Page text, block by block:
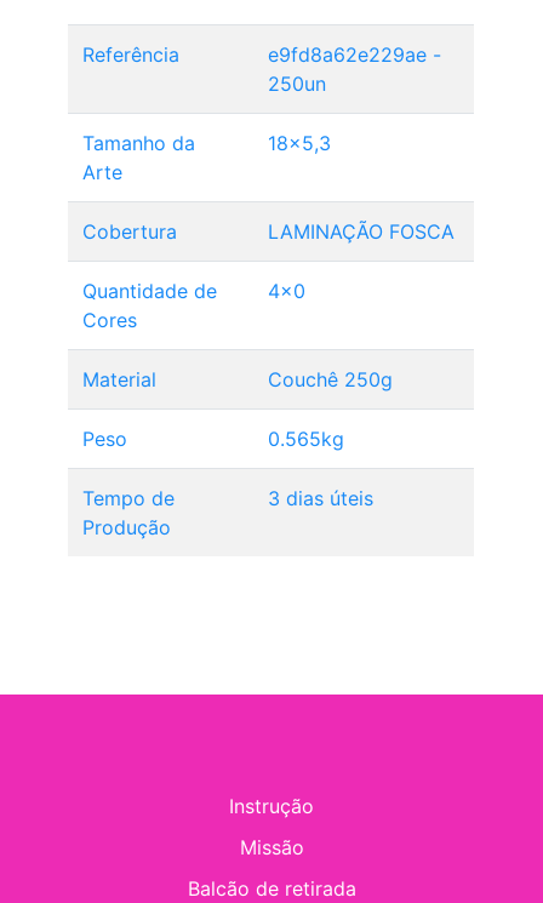
Referência
e9fd8a62e229ae -
250un
Tamanho da
Arte
18x5,3
Cobertura LAMINAÇÃO FOSCA
Quantidade de
Cores
4x0
Material Couchê 250g
Peso 0.565kg
Tempo de
Produção
3 dias úteis
Instrução
Missão
Balcão de retirada